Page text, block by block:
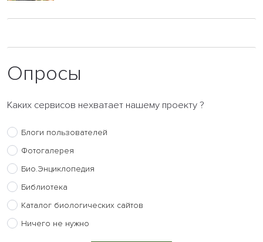
Опросы
Каких сервисов нехватает нашему проекту ?
Блоги пользователей
Фотогалерея
Био.Энциклопедия
Библиотека
Каталог биологических сайтов
Ничего не нужно